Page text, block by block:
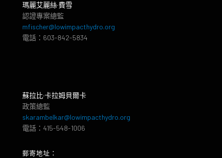
瑪麗艾麗絲·費雪
認證專案總監
mfischer@lowimpacthydro.org
電話：603-842-5834
蘇拉比·卡拉姆貝爾卡
政策總監
skarambelkar@lowimpacthydro.org
電話：415-548-1006
郵寄地址：